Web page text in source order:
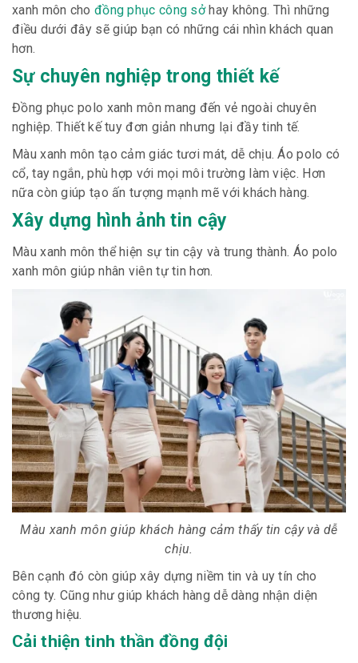
xanh môn cho đồng phục công sởhay không. Thì những
điều dưới đây sẽ giúp bạn có những cái nhìn khách quan
hơn.
Sự chuyên nghiệp trong thiết kế
Đồng phục polo xanh môn mang đến vẻ ngoài chuyên
nghiệp. Thiết kế tuy đơn giản nhưng lại đầy tinh tế.
Màu xanh môn tạo cảm giác tươi mát, dễ chịu. Áo polo có
cổ, tay ngắn, phù hợp với mọi môi trường làm việc. Hơn
nữa còn giúp tạo ấn tượng mạnh mẽ với khách hàng.
Xây dựng hình ảnh tin cậy
Màu xanh môn thể hiện sự tin cậy và trung thành. Áo polo
xanh môn giúp nhân viên tự tin hơn.
Màu xanh môn giúp khách hàng cảm thấy tin cậy và dễ
chịu.
Bên cạnh đó còn giúp xây dựng niềm tin và uy tín cho
công ty. Cũng như giúp khách hàng dễ dàng nhận diện
thương hiệu.
Cải thiện tinh thần đồng đội